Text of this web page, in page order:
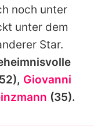
noch unter
unter dem
Star.
Giovanni
(35).